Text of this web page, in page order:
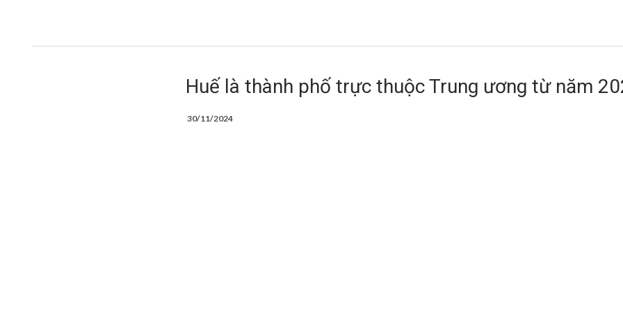
Huế là thành phố trực thuộc Trung ương từ năm
30/11/2024